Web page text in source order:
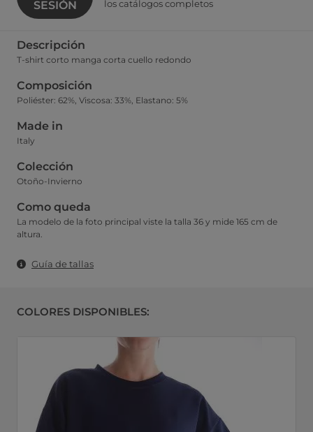
SESIÓN
los catálogos completos
Descripción
T-shirt corto manga corta cuello redondo
Composición
Poliéster: 62%, Viscosa: 33%, Elastano: 5%
Made in
Italy
Colección
Otoño-Invierno
Como queda
La modelo de la foto principal viste la talla 36 y mide 165 cm de
altura.
Guía de tallas
COLORES DISPONIBLES: